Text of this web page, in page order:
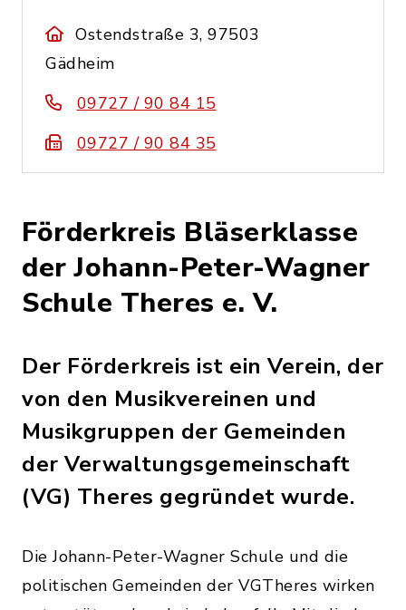
Ostendstraße 3, 97503
Gädheim
09727 / 90 84 15
09727 / 90 84 35
Förderkreis Bläserklasse
der Johann-Peter-Wagner
Schule Theres e. V.
Der Förderkreis ist ein Verein, der
von den Musikvereinen und
Musikgruppen der Gemeinden
der Verwaltungsgemeinschaft
(VG) Theres gegründet wurde.
Die Johann-Peter-Wagner Schule und die
politischen Gemeinden der VGTheres wirken